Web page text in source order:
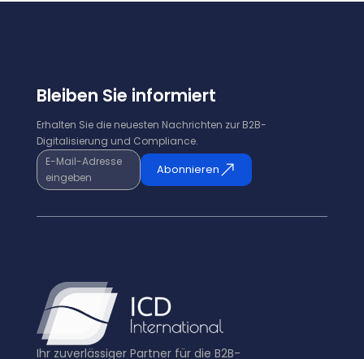
Bleiben Sie informiert
Erhalten Sie die neuesten Nachrichten zur B2B-
Digitalisierung und Compliance.
E-Mail-Adresse
eingeben
Abonnieren
Ihr zuverlässiger Partner für die B2B-